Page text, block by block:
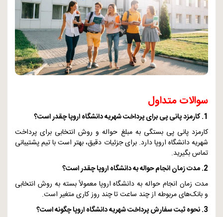
سوالات متداول
1. کارمزد پانی پی برای پرداخت شهریه دانشگاه اروپا چقدر است؟
کارمزد پانی پی بستگی به مبلغ حواله و روش انتخابی برای پرداخت
شهریه دانشگاه اروپا دارد. برای جزئیات دقیق، بهتر است با تیم پشتیبانی
تماس بگیرید.
2. مدت زمان انجام حواله به دانشگاه اروپا چقدر است؟
مدت زمان انجام حواله به دانشگاه اروپا معمولاً بسته به روش انتخابی
و بانک‌های مربوطه از چند ساعت تا چند روز کاری متغیر است.
3. نحوه ثبت سفارش پرداخت شهریه دانشگاه اروپا چگونه است؟